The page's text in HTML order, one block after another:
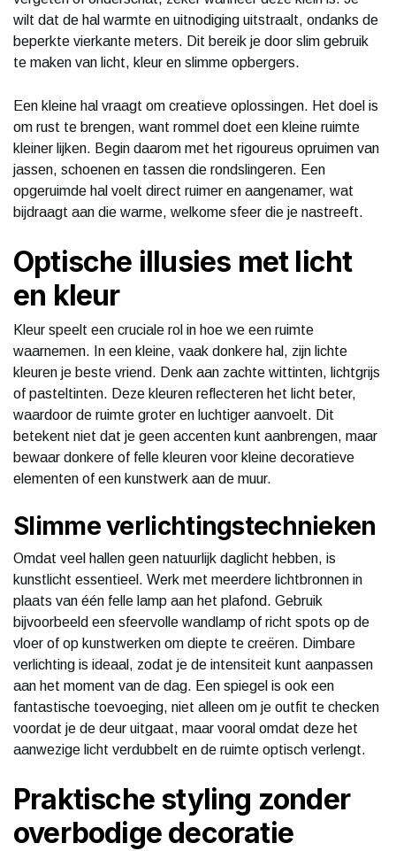
wilt dat de hal warmte en uitnodiging uitstraalt, ondanks de
beperkte vierkante meters. Dit bereik je door slim gebruik
te maken van licht, kleur en slimme opbergers.
Een kleine hal vraagt om creatieve oplossingen. Het doel is
om rust te brengen, want rommel doet een kleine ruimte
kleiner lijken. Begin daarom met het rigoureus opruimen van
jassen, schoenen en tassen die rondslingeren. Een
opgeruimde hal voelt direct ruimer en aangenamer, wat
bijdraagt aan die warme, welkome sfeer die je nastreeft.
Optische illusies met licht
en kleur
Kleur speelt een cruciale rol in hoe we een ruimte
waarnemen. In een kleine, vaak donkere hal, zijn lichte
kleuren je beste vriend. Denk aan zachte wittinten, lichtgrijs
of pasteltinten. Deze kleuren reflecteren het licht beter,
waardoor de ruimte groter en luchtiger aanvoelt. Dit
betekent niet dat je geen accenten kunt aanbrengen, maar
bewaar donkere of felle kleuren voor kleine decoratieve
elementen of een kunstwerk aan de muur.
Slimme verlichtingstechnieken
Omdat veel hallen geen natuurlijk daglicht hebben, is
kunstlicht essentieel. Werk met meerdere lichtbronnen in
plaats van één felle lamp aan het plafond. Gebruik
bijvoorbeeld een sfeervolle wandlamp of richt spots op de
vloer of op kunstwerken om diepte te creëren. Dimbare
verlichting is ideaal, zodat je de intensiteit kunt aanpassen
aan het moment van de dag. Een spiegel is ook een
fantastische toevoeging, niet alleen om je outfit te checken
voordat je de deur uitgaat, maar vooral omdat deze het
aanwezige licht verdubbelt en de ruimte optisch verlengt.
Praktische styling zonder
overbodige decoratie